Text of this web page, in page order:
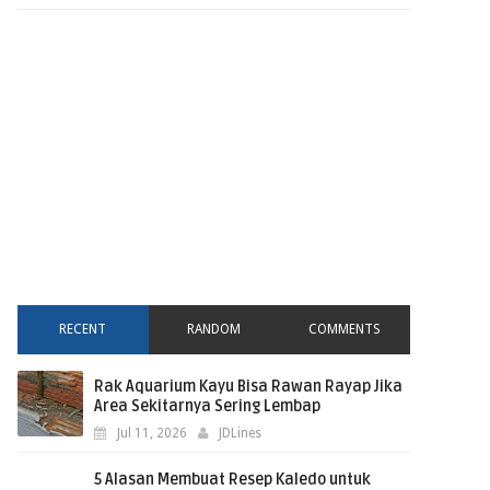
RECENT RANDOM COMMENTS
Rak Aquarium Kayu Bisa Rawan Rayap Jika
Area Sekitarnya Sering Lembap
Jul 11, 2026 JDLines
5 Alasan Membuat Resep Kaledo untuk